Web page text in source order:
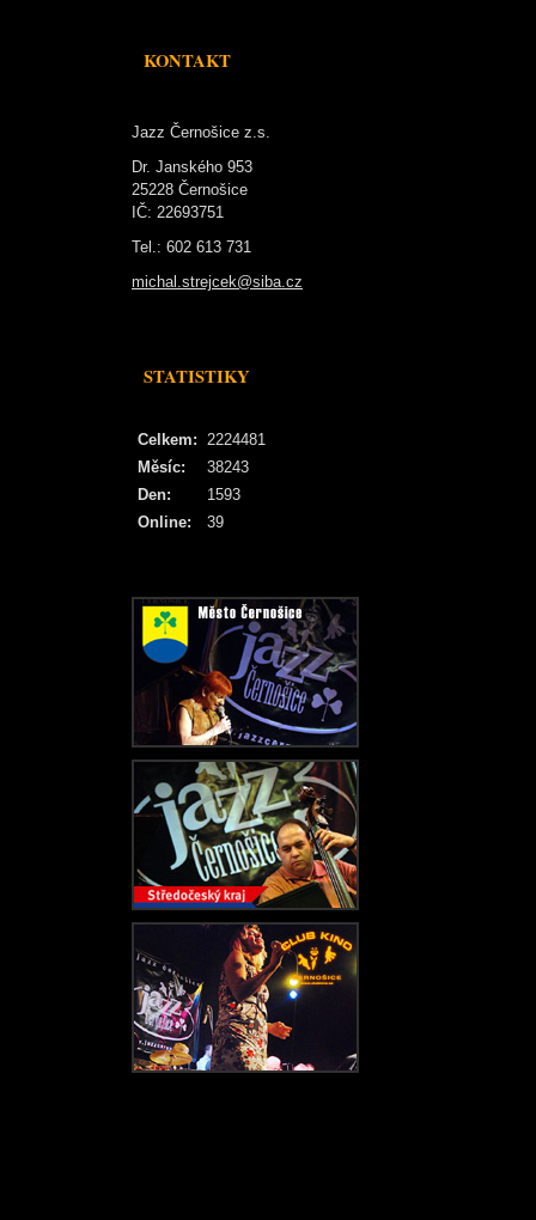
KONTAKT
Jazz Černošice z.s.
Dr. Janského 953
25228 Černošice
IČ: 22693751
Tel.: 602 613 731
michal.strejcek@siba.cz
STATISTIKY
Online: 39
Celkem: 2224481
Měsíc:
38243
Den:
1593